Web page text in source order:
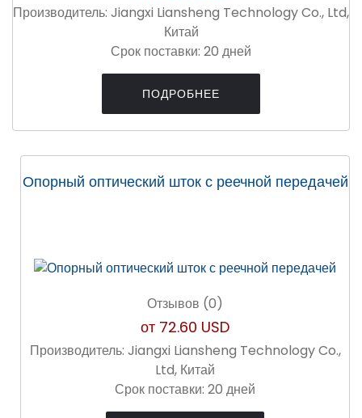
Производитель: Jiangxi Liansheng Technology Co., Ltd,
Китай
Срок поставки: 20 дней
ПОДРОБНЕЕ
Опорный оптический шток с реечной передачей
Отзывов (0)
от 72.60 USD
Производитель: Jiangxi Liansheng Technology Co.,
Ltd, Китай
Срок поставки: 20 дней